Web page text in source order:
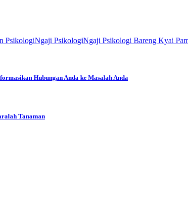
PsikologiNgaji PsikologiNgaji Psikologi Bareng Kyai
Hubungan Anda ke Masalah Anda
Tanaman